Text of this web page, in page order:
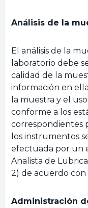
Análisis de la
El análisis de la
laboratorio debe
calidad de la
información en
la muestra y el
conforme a los
correspondientes
los instrumentos
efectuada por un
Analista de
2) de acuerdo con
Administración